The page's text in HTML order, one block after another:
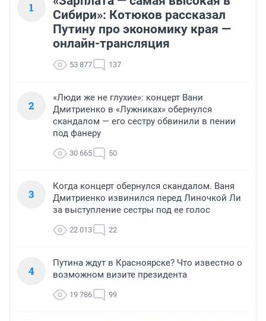
1
Сибири»: Котюков рассказал
Путину про экономику края —
онлайн-трансляция
53 877 137
2
«Люди же не глухие»: концерт Вани
Дмитриенко в «Лужниках» обернулся
скандалом — его сестру обвинили в пении
под фанеру
30 665 50
3
Когда концерт обернулся скандалом. Ваня
Дмитриенко извинился перед Линочкой Ли
за выступление сестры под ее голос
22 013 22
4
Путина ждут в Красноярске? Что известно о
возможном визите президента
19 786 99